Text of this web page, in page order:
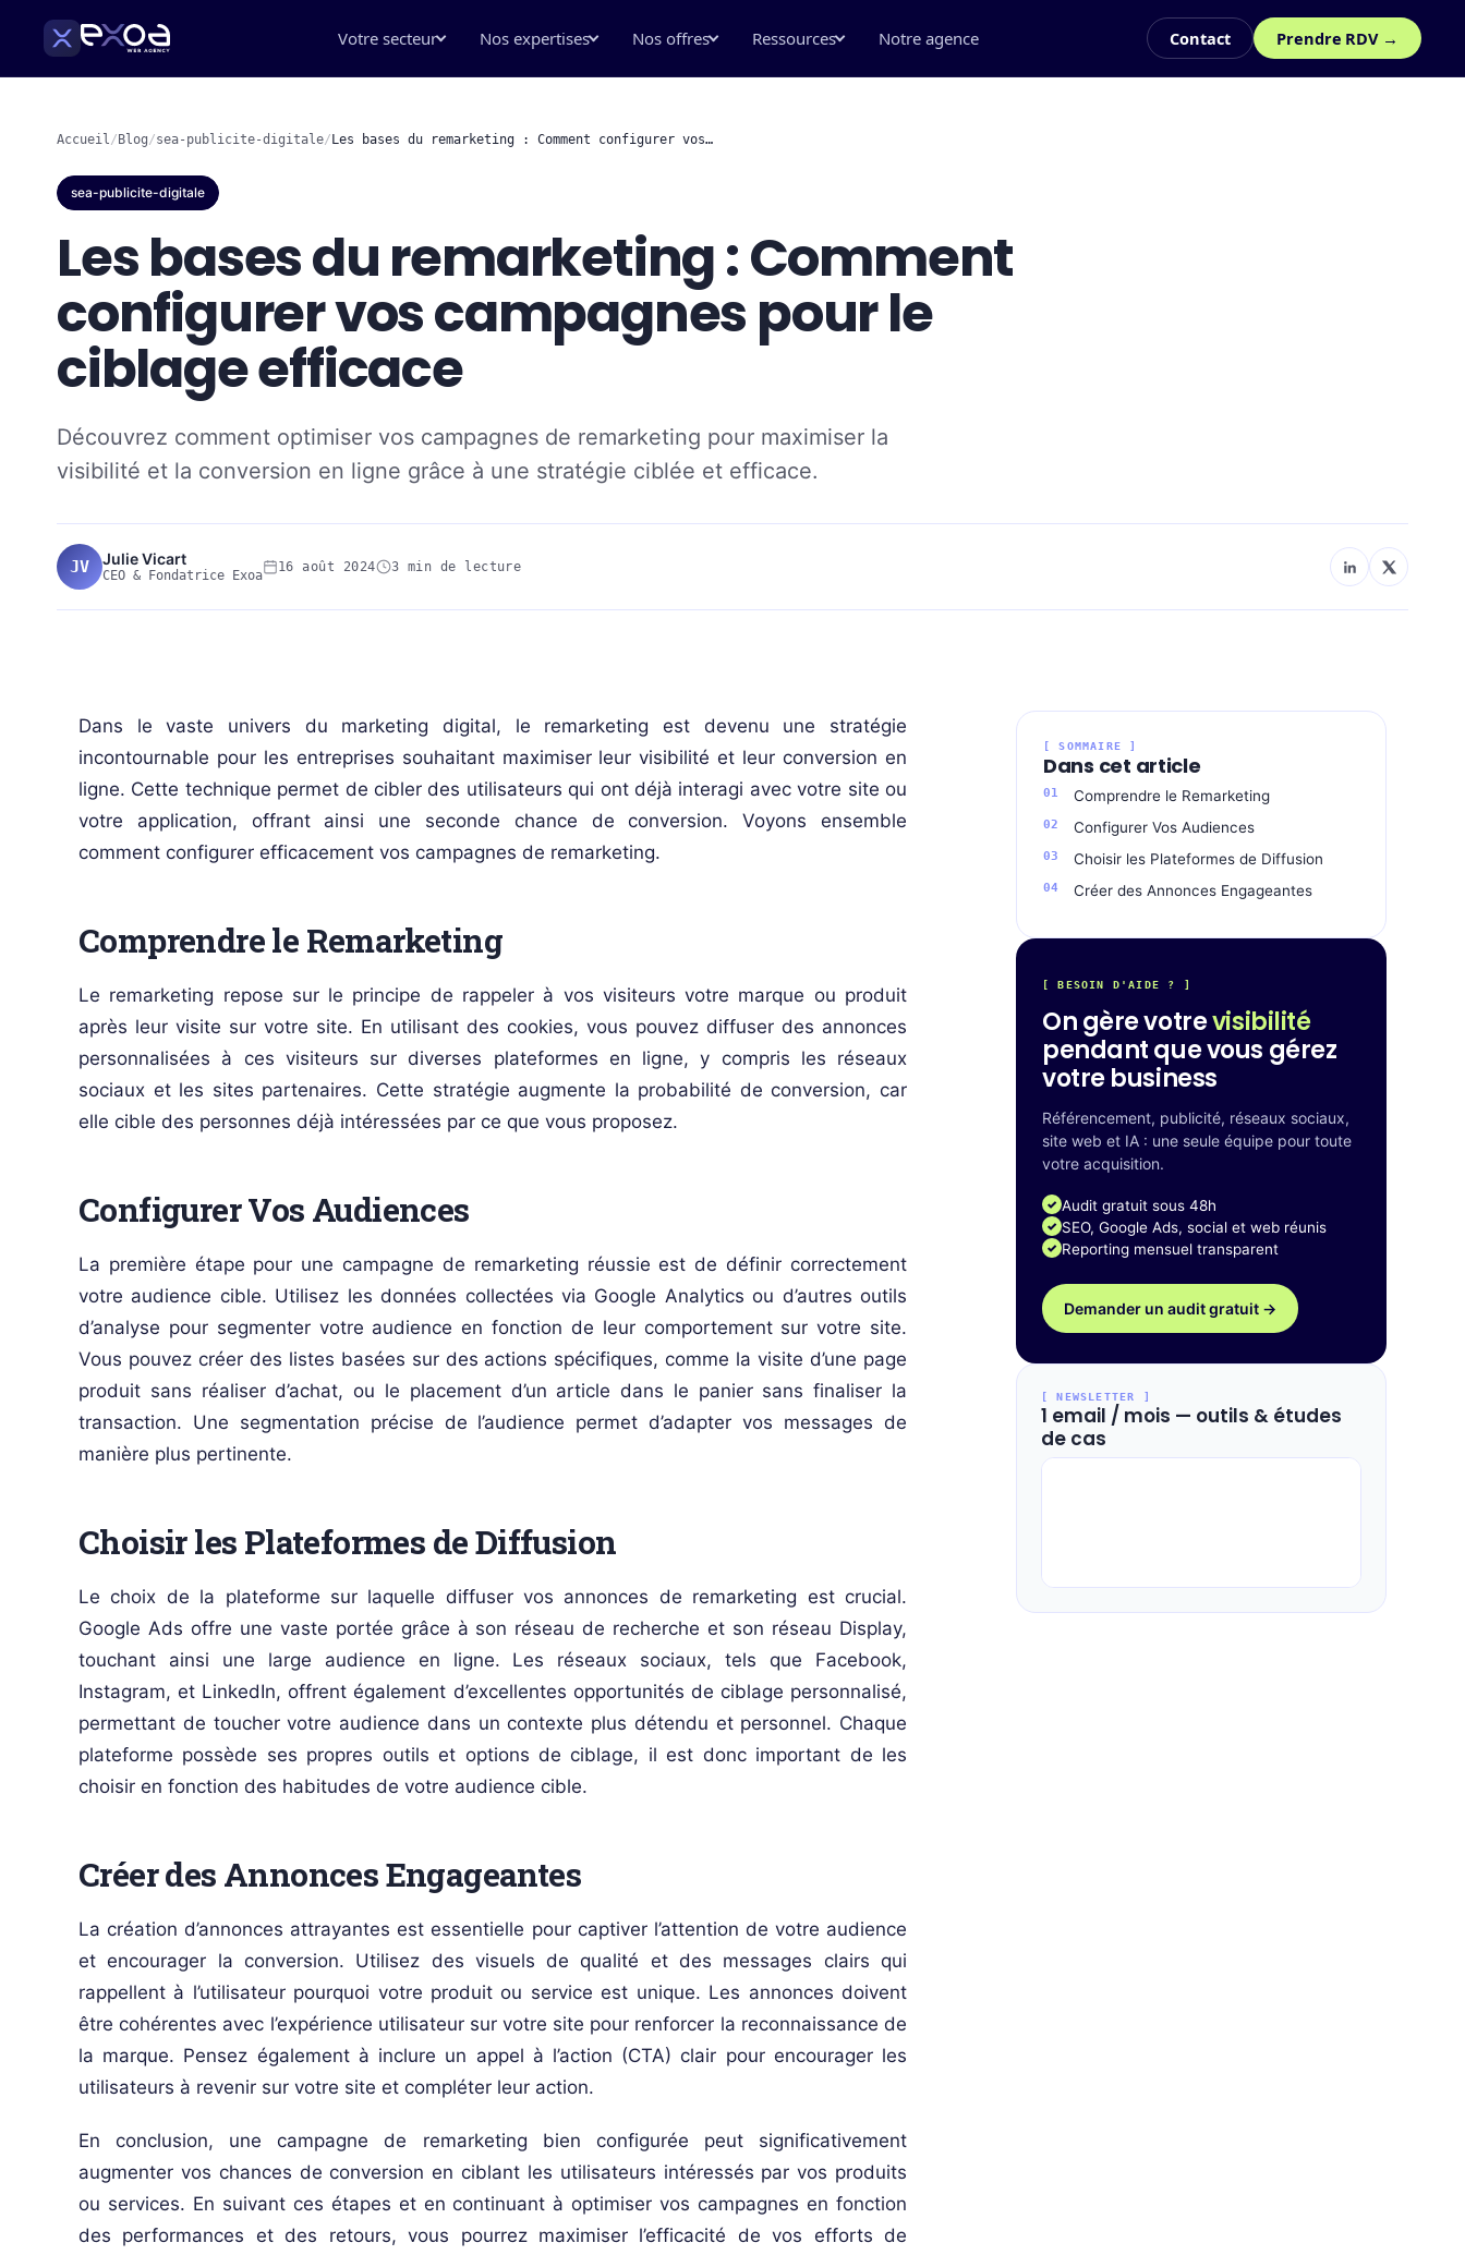
Votre secteur Nos expertises Nos offres Ressources Notre agence Contact Prendre RDV →
Accueil/ Blog/sea-publicite-digitale/ Les bases du remarketing : Comment configurer vos…
sea-publicite-digitale
Les bases du remarketing : Comment
configurer vos campagnes pour le
ciblage efficace
Découvrez comment optimiser vos campagnes de remarketing pour maximiser la
visibilité et la conversion en ligne grâce à une stratégie ciblée et efficace.
JV Julie Vicart
CEO & Fondatrice Exoa
16 août 2024 3 min de lecture
Dans le vaste univers du marketing digital, le remarketing est devenu une stratégie
incontournable pour les entreprises souhaitant maximiser leur visibilité et leur conversion en
ligne. Cette technique permet de cibler des utilisateurs qui ont déjà interagi avec votre site ou
votre application, offrant ainsi une seconde chance de conversion. Voyons ensemble
comment configurer efficacement vos campagnes de remarketing.
Comprendre le Remarketing
Le remarketing repose sur le principe de rappeler à vos visiteurs votre marque ou produit
après leur visite sur votre site. En utilisant des cookies, vous pouvez diffuser des annonces
personnalisées à ces visiteurs sur diverses plateformes en ligne, y compris les réseaux
sociaux et les sites partenaires. Cette stratégie augmente la probabilité de conversion, car
elle cible des personnes déjà intéressées par ce que vous proposez.
Configurer Vos Audiences
La première étape pour une campagne de remarketing réussie est de définir correctement
votre audience cible. Utilisez les données collectées via Google Analytics ou d’autres outils
d’analyse pour segmenter votre audience en fonction de leur comportement sur votre site.
Vous pouvez créer des listes basées sur des actions spécifiques, comme la visite d’une page
produit sans réaliser d’achat, ou le placement d’un article dans le panier sans finaliser la
transaction. Une segmentation précise de l’audience permet d’adapter vos messages de
manière plus pertinente.
Choisir les Plateformes de Diffusion
Le choix de la plateforme sur laquelle diffuser vos annonces de remarketing est crucial.
Google Ads offre une vaste portée grâce à son réseau de recherche et son réseau Display,
touchant ainsi une large audience en ligne. Les réseaux sociaux, tels que Facebook,
Instagram, et LinkedIn, offrent également d’excellentes opportunités de ciblage personnalisé,
permettant de toucher votre audience dans un contexte plus détendu et personnel. Chaque
plateforme possède ses propres outils et options de ciblage, il est donc important de les
choisir en fonction des habitudes de votre audience cible.
Créer des Annonces Engageantes
La création d’annonces attrayantes est essentielle pour captiver l’attention de votre audience
et encourager la conversion. Utilisez des visuels de qualité et des messages clairs qui
rappellent à l’utilisateur pourquoi votre produit ou service est unique. Les annonces doivent
être cohérentes avec l’expérience utilisateur sur votre site pour renforcer la reconnaissance de
la marque. Pensez également à inclure un appel à l’action (CTA) clair pour encourager les
utilisateurs à revenir sur votre site et compléter leur action.
En conclusion, une campagne de remarketing bien configurée peut significativement
augmenter vos chances de conversion en ciblant les utilisateurs intéressés par vos produits
ou services. En suivant ces étapes et en continuant à optimiser vos campagnes en fonction
des performances et des retours, vous pourrez maximiser l’efficacité de vos efforts de
[ SOMMAIRE ]
Dans cet article
Comprendre le Remarketing
Configurer Vos Audiences
Choisir les Plateformes de Diffusion
Créer des Annonces Engageantes
[ BESOIN D'AIDE ? ]
On gère votrevisibilité
pendant que vous gérez
votre business
Référencement, publicité, réseaux sociaux,
site web et IA : une seule équipe pour toute
votre acquisition.
Audit gratuit sous 48h
SEO, Google Ads, social et web réunis
Reporting mensuel transparent
Demander un audit gratuit →
[ NEWSLETTER ]
1 email / mois — outils & études
de cas